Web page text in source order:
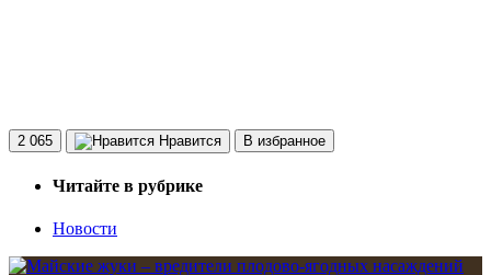
2 065 Нравится В избранное
Читайте в рубрике
Новости